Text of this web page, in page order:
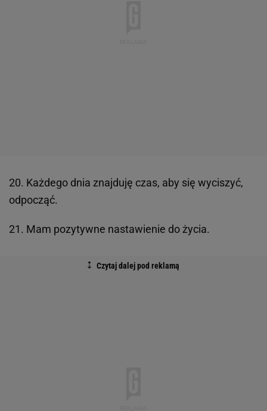
20. Każdego dnia znajduję czas, aby się wyciszyć,
odpocząć.
21. Mam pozytywne nastawienie do życia.